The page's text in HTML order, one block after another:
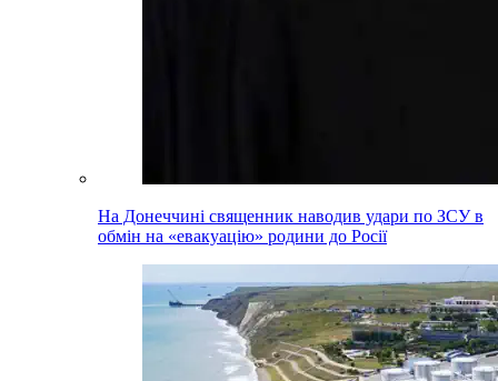
На Донеччині священник наводив удари по ЗСУ в
обмін на «евакуацію» родини до Росії